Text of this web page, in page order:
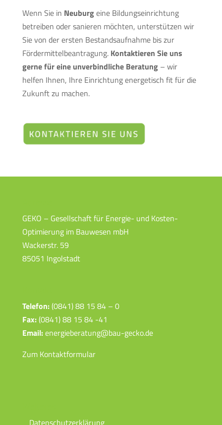
Wenn Sie in Neuburgeine Bildungseinrichtung
betreiben oder sanieren möchten, unterstützen wir
Sie von der ersten Bestandsaufnahme bis zur
Fördermittelbeantragung.Kontaktieren Sie uns
gerne für eine unverbindliche Beratung– wir
helfen Ihnen, Ihre Einrichtung energetisch fit für die
Zukunft zu machen.
GEKO – Gesellschaft für Energie- und Kosten-
Optimierung im Bauwesen mbH
Wackerstr. 59
85051 Ingolstadt
Telefon:(0841) 88 15 84 – 0
Fax:(0841) 88 15 84 -41
Email:energieberatung@bau-gecko.de
Zum Kontaktformular